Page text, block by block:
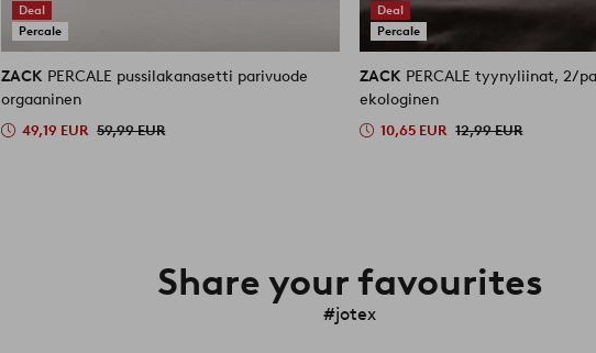
Deal
Percale
ZACK PERCALE pussilakanasetti parivuode
orgaaninen
49,19 EUR 59,99 EUR
Deal
Percale
ZACK PERCALE tyynyliinat, 2/
ekologinen
10,65 EUR 12,99 EUR
Share your favourites
#jotex